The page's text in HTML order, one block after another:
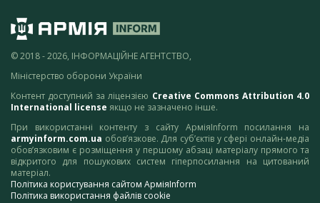
© 2018 - 2026, ІНФОРМАЦІЙНЕ АГЕНТСТВО,
Міністерство оборони України
Контент доступний за ліцензією Creative Commons Attribution 4.0
International license якщо не зазначено інше.
При використанні контенту з сайту АрміяInform посилання на
armyinform.com.ua обов’язкове. Для суб’єктів у сфері онлайн-медіа
обов’язковим є розміщення у першому абзаці матеріалу прямого та
відкритого для пошукових систем гіперпосилання на цитований
матеріал.
Політика користування сайтом АрміяInform
Політика використання файлів cookie